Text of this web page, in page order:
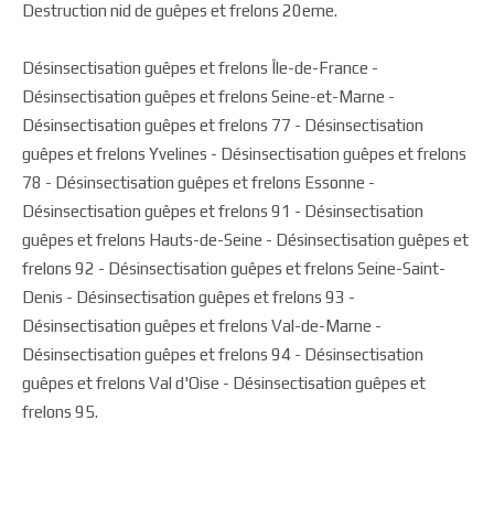
Destruction nid de guêpes et frelons 20eme.
Désinsectisation guêpes et frelons Île-de-France -
Désinsectisation guêpes et frelons Seine-et-Marne -
Désinsectisation guêpes et frelons 77 - Désinsectisation
guêpes et frelons Yvelines - Désinsectisation guêpes et frelons
78 - Désinsectisation guêpes et frelons Essonne -
Désinsectisation guêpes et frelons 91 - Désinsectisation
guêpes et frelons Hauts-de-Seine - Désinsectisation guêpes et
frelons 92 - Désinsectisation guêpes et frelons Seine-Saint-
Denis - Désinsectisation guêpes et frelons 93 -
Désinsectisation guêpes et frelons Val-de-Marne -
Désinsectisation guêpes et frelons 94 - Désinsectisation
guêpes et frelons Val d'Oise - Désinsectisation guêpes et
frelons 95.